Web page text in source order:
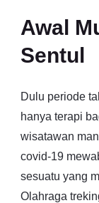
Awal
Sentul
Dulu periode
hanya terapi
wisatawan
covid-19
sesuatu yang
Olahraga